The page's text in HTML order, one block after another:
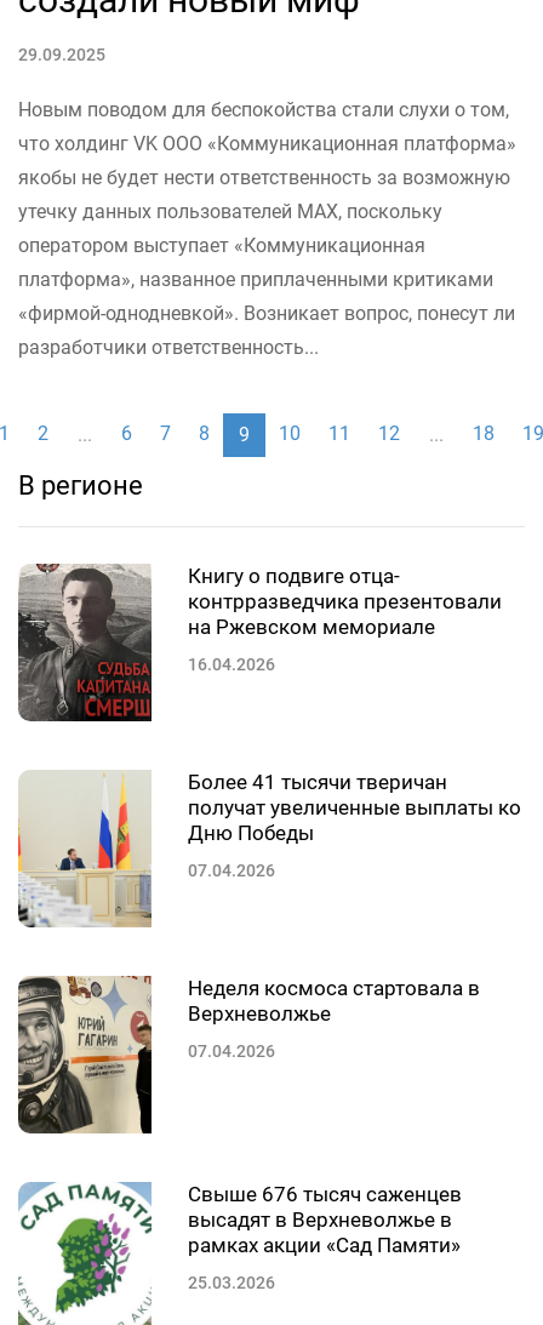
29.09.2025
Новым поводом для беспокойства стали слухи о том,
что холдинг VK ООО «Коммуникационная платформа»
якобы не будет нести ответственность за возможную
утечку данных пользователей MAX, поскольку
оператором выступает «Коммуникационная
платформа», названное приплаченными критиками
«фирмой-однодневкой». Возникает вопрос, понесут ли
разработчики ответственность...
1 2 ... 6 7 8 9 10 11 12 ... 18 19
В регионе
Книгу о подвиге отца-
контрразведчика презентовали
на Ржевском мемориале
16.04.2026
Более 41 тысячи тверичан
получат увеличенные выплаты ко
Дню Победы
07.04.2026
Неделя космоса стартовала в
Верхневолжье
07.04.2026
Свыше 676 тысяч саженцев
высадят в Верхневолжье в
рамках акции «Сад Памяти»
25.03.2026